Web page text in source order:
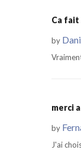
Ca
by
merci
by
J'ai